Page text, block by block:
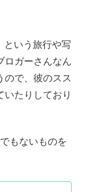
という旅行や写
ロガーさんなん
ので、彼のスス
いたりしており
もないものを